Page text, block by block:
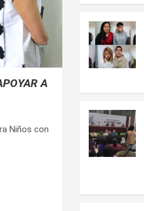
A
Niños con